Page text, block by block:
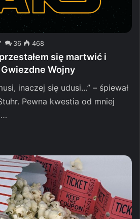
36 468
się martwić i
Wojny
inaczej się udusi…” – śpiewał
Pewna kwestia od mniej